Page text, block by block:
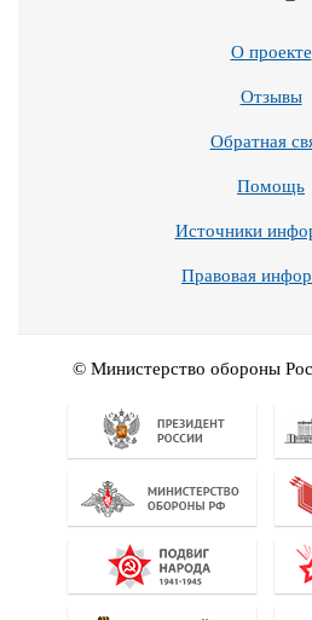
О проекте
Отзывы
Обратная
Помощь
Источники
Правовая
© Министерство обороны